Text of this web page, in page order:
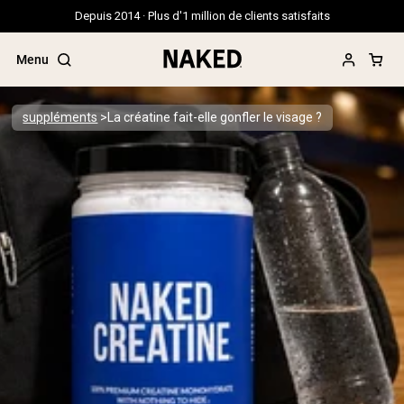
Depuis 2014 · Plus d'1 million de clients satisfaits
Menu
Termes de recherche populaires
”Protein Powder“
”Overnight Oats“
”Vegan protein“
”Collagen“
”Micellar Casein“
PROTÉINES EN POUDRE Meilleure Vente
Protéine de pois
Protéine de Whey en Poudre
Peptides de collagène
suppléments La créatine fait-elle gonfler le visage ?